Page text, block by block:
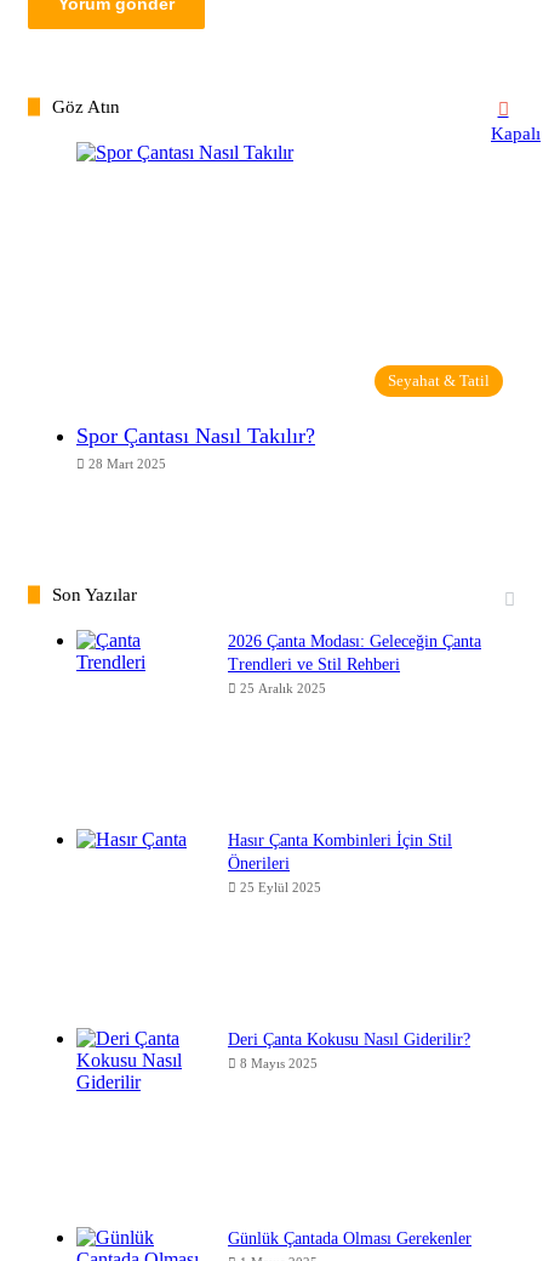
Göz Atın
Kapalı
Seyahat & Tatil
Spor Çantası Nasıl Takılır?
28 Mart 2025
Son Yazılar
2026 Çanta Modası: Geleceğin Çanta
Trendleri ve Stil Rehberi
25 Aralık 2025
Hasır Çanta Kombinleri İçin Stil
Önerileri
25 Eylül 2025
Deri Çanta Kokusu Nasıl Giderilir?
8 Mayıs 2025
Günlük Çantada Olması Gerekenler